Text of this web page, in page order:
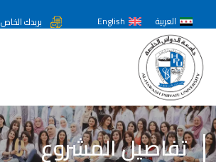
العربية English بريدك الخاص
تفاصيل المشروع